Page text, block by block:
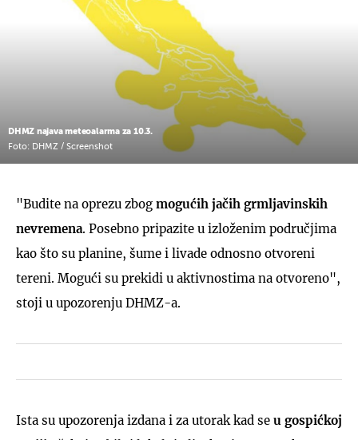
DHMZ najava meteoalarma za 10.3.
Foto: DHMZ / Screenshot
"Budite na oprezu zbog mogućih jačih grmljavinskih
nevremena. Posebno pripazite u izloženim područjima
kao što su planine, šume i livade odnosno otvoreni
tereni. Mogući su prekidi u aktivnostima na otvoreno",
stoji u upozorenju DHMZ-a.
Ista su upozorenja izdana i za utorak kad se u gospićkoj